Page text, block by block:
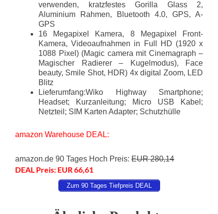
verwenden, kratzfestes Gorilla Glass 2,
Aluminium Rahmen, Bluetooth 4.0, GPS, A-
GPS
16 Megapixel Kamera, 8 Megapixel Front-
Kamera, Videoaufnahmen in Full HD (1920 x
1088 Pixel) (Magic camera mit Cinemagraph –
Magischer Radierer – Kugelmodus), Face
beauty, Smile Shot, HDR) 4x digital Zoom, LED
Blitz
Lieferumfang:Wiko Highway Smartphone;
Headset; Kurzanleitung; Micro USB Kabel;
Netzteil; SIM Karten Adapter; Schutzhülle
amazon Warehouse DEAL:
amazon.de 90 Tages Hoch Preis: EUR 280,14
DEAL Preis: EUR 66,61
Zum 90 Tages Tiefpreis DEAL